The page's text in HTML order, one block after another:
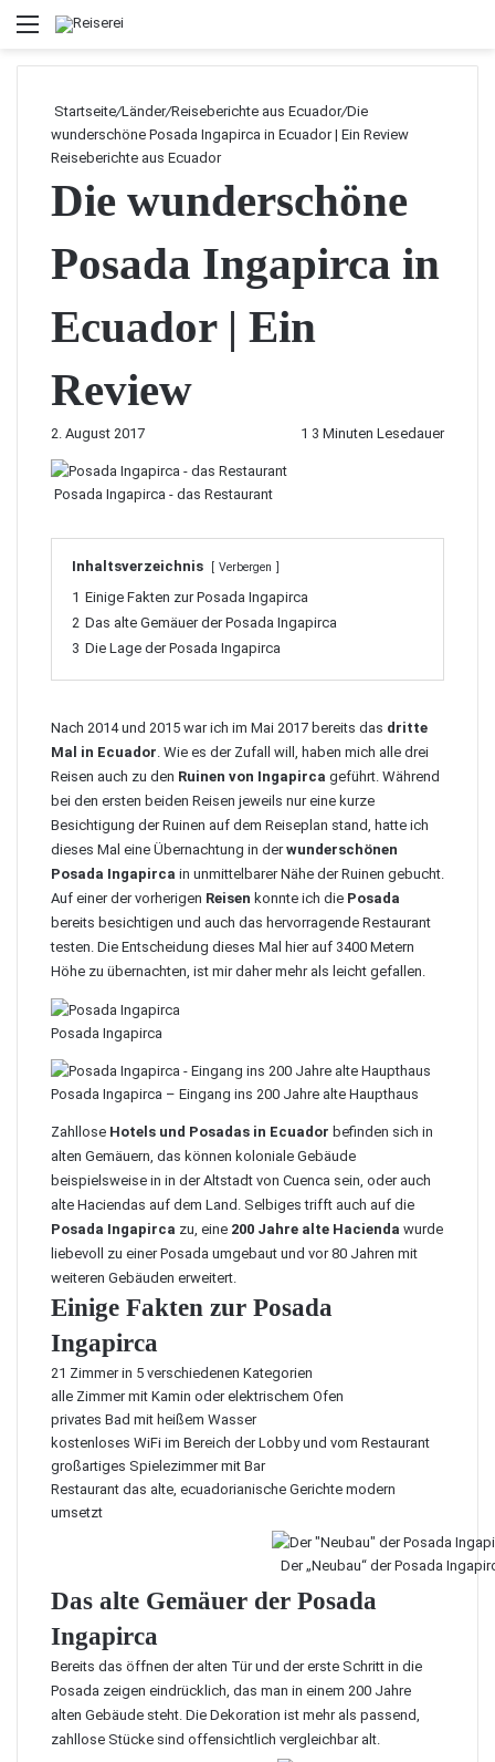
Menü
Startseite/Länder/Reiseberichte aus Ecuador/Die
wunderschöne Posada Ingapirca in Ecuador | Ein Review
Reiseberichte aus Ecuador
Die wunderschöne
Posada Ingapirca in
Ecuador | Ein
Review
2. August 2017 1 3 Minuten Lesedauer
Posada Ingapirca - das Restaurant
Inhaltsverzeichnis Verbergen
1 Einige Fakten zur Posada Ingapirca
2 Das alte Gemäuer der Posada Ingapirca
3 Die Lage der Posada Ingapirca
Nach 2014 und 2015 war ich im Mai 2017 bereits das dritte
Mal in Ecuador. Wie es der Zufall will, haben mich alle drei
Reisen auch zu den Ruinen von Ingapirca geführt. Während
bei den ersten beiden Reisen jeweils nur eine kurze
Besichtigung der Ruinen auf dem Reiseplan stand, hatte ich
dieses Mal eine Übernachtung in derwunderschönen
Posada Ingapirca in unmittelbarer Nähe der Ruinen gebucht.
Auf einer der vorherigen Reisen konnte ich die Posada
bereits besichtigen und auch das hervorragende Restaurant
testen. Die Entscheidung dieses Mal hier auf 3400 Metern
Höhe zu übernachten, ist mir daher mehr als leicht gefallen.
Posada Ingapirca
Posada Ingapirca – Eingang ins 200 Jahre alte Haupthaus
Zahllose Hotels und Posadas in Ecuador befinden sich in
alten Gemäuern, das können koloniale Gebäude
beispielsweise in in der Altstadt von Cuenca sein, oder auch
alte Haciendas auf dem Land. Selbiges trifft auch auf die
Posada Ingapirca zu, eine 200 Jahre alte Hacienda wurde
liebevoll zu einer Posada umgebaut und vor 80 Jahren mit
weiteren Gebäuden erweitert.
Einige Fakten zur Posada
Ingapirca
21 Zimmer in 5 verschiedenen Kategorien
alle Zimmer mit Kamin oder elektrischem Ofen
privates Bad mit heißem Wasser
kostenloses WiFi im Bereich der Lobby und vom Restaurant
großartiges Spielezimmer mit Bar
Restaurant das alte, ecuadorianische Gerichte modern
umsetzt
Der „Neubau“ der Posada
Das alte Gemäuer der Posada
Ingapirca
Bereits das öffnen der alten Tür und der erste Schritt in die
Posada zeigen eindrücklich, das man in einem 200 Jahre
alten Gebäude steht. Die Dekoration ist mehr als passend,
zahllose Stücke sind offensichtlich vergleichbar alt.